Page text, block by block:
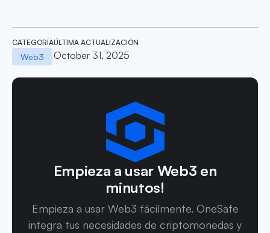
CATEGORÍA
Web3
ÚLTIMA ACTUALIZACIÓN
October 31, 2025
Empieza a usar Web3 en
minutos!
Empieza a usar Web3 fácilmente. OneSafe
integra tus necesidades de criptomonedas y